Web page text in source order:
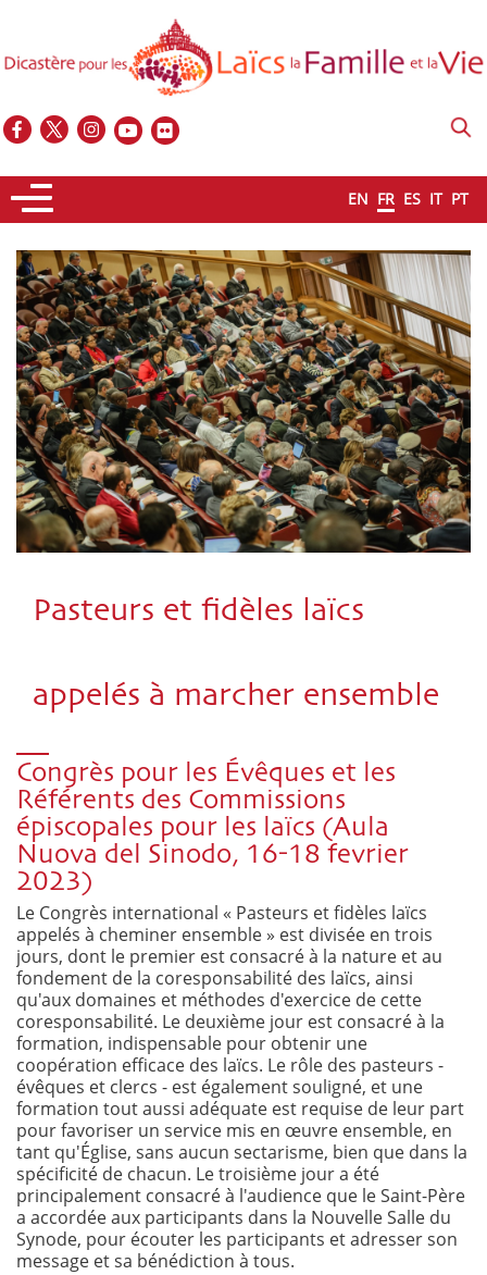
EN FR ES IT PT
Pasteurs et fidèles laïcs
appelés à marcher ensemble
Congrès pour les Évêques et les
Référents des Commissions
épiscopales pour les laïcs (Aula
Nuova del Sinodo, 16-18 fevrier
2023)
Le Congrès international « Pasteurs et fidèles laïcs
appelés à cheminer ensemble » est divisée en trois
jours, dont le premier est consacré à la nature et au
fondement de la coresponsabilité des laïcs, ainsi
qu'aux domaines et méthodes d'exercice de cette
coresponsabilité. Le deuxième jour est consacré à la
formation, indispensable pour obtenir une
coopération efficace des laïcs. Le rôle des pasteurs -
évêques et clercs - est également souligné, et une
formation tout aussi adéquate est requise de leur part
pour favoriser un service mis en œuvre ensemble, en
tant qu'Église, sans aucun sectarisme, bien que dans la
spécificité de chacun. Le troisième jour a été
principalement consacré à l'audience que le Saint-Père
a accordée aux participants dans la Nouvelle Salle du
Synode, pour écouter les participants et adresser son
message et sa bénédiction à tous.